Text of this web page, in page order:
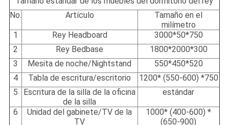
No.
Artículo
Tamaño en el
milímetro
1
Rey Headboard
3000*50*750
2
Rey Bedbase
1800*2000*300
3
Mesita de noche/Nightstand
550*450*520
4
Tabla de escritura/escritorio
1200* (550-600) *750
5
Escritura de la silla de la oficina
de la silla
estándar
6
Unidad del gabinete/TV de la
TV
1000* (400-600) *
(650-900)